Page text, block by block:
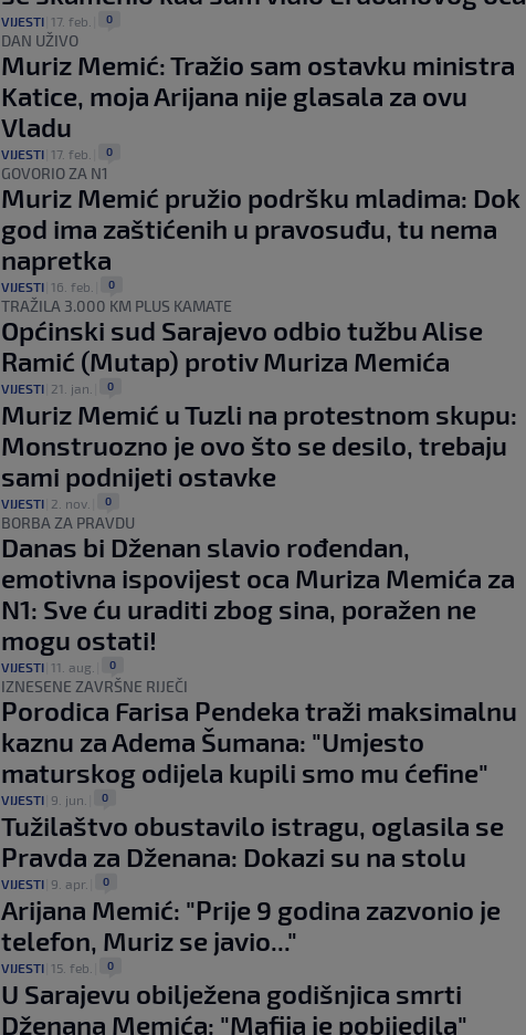
VIJESTI 17. feb. 0
DAN UŽIVO
Muriz Memić: Tražio sam ostavku ministra
Katice, moja Arijana nije glasala za ovu
Vladu
VIJESTI 17. feb. 0
GOVORIO ZA N1
Muriz Memić pružio podršku mladima: Dok
god ima zaštićenih u pravosuđu, tu nema
napretka
VIJESTI 16. feb. 0
TRAŽILA 3.000 KM PLUS KAMATE
Općinski sud Sarajevo odbio tužbu Alise
Ramić (Mutap) protiv Muriza Memića
VIJESTI 21. jan. 0
Muriz Memić u Tuzli na protestnom skupu:
Monstruozno je ovo što se desilo, trebaju
sami podnijeti ostavke
VIJESTI 2. nov. 0
BORBA ZA PRAVDU
Danas bi Dženan slavio rođendan,
emotivna ispovijest oca Muriza Memića za
N1: Sve ću uraditi zbog sina, poražen ne
mogu ostati!
VIJESTI 11. aug. 0
IZNESENE ZAVRŠNE RIJEČI
Porodica Farisa Pendeka traži maksimalnu
kaznu za Adema Šumana: "Umjesto
maturskog odijela kupili smo mu ćefine"
VIJESTI 9. jun. 0
Tužilaštvo obustavilo istragu, oglasila se
Pravda za Dženana: Dokazi su na stolu
VIJESTI 9. apr. 0
Arijana Memić: "Prije 9 godina zazvonio je
telefon, Muriz se javio..."
VIJESTI 15. feb. 0
U Sarajevu obilježena godišnjica smrti
Dženana Memića: "Mafija je pobijedila"